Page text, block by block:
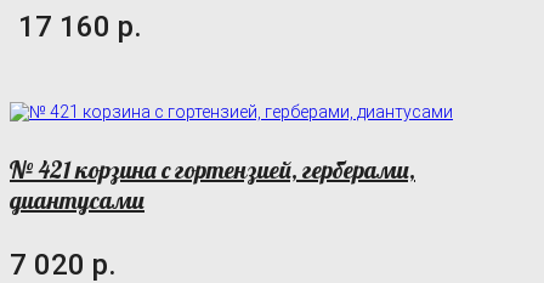
17 160 р.
№ 421 корзина с гортензией, герберами,
диантусами
7 020 р.